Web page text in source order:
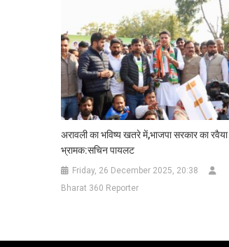
अरावली का भविष्य खतरे में,भाजपा सरकार का रवैया
भ्रामक:सचिन पायलट
Friday, 26 December 2025, 20:38
Bharat 360 Reporter